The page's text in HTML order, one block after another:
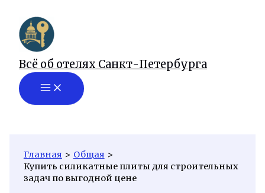
содержимому
Всё об отелях Санкт-Петербурга
Главная
Общая
Купить силикатные плиты для строительных
задач по выгодной цене